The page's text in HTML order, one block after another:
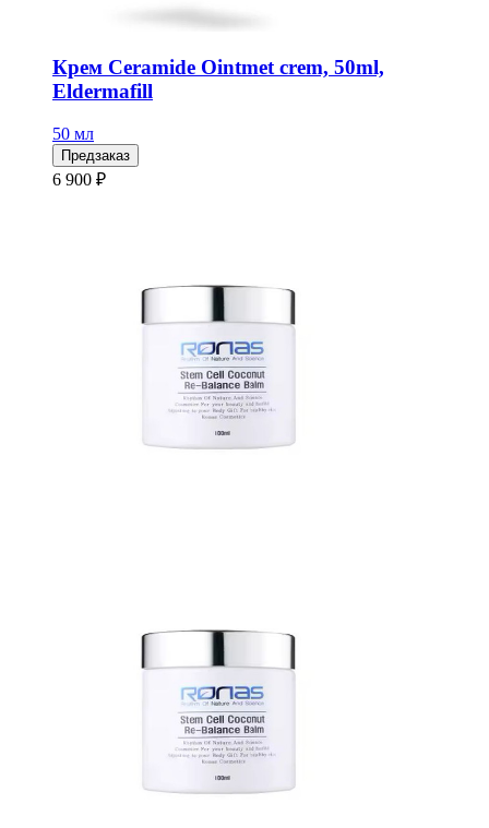
Крем Ceramide Ointmet crem, 50ml,
Eldermafill
50 мл
Предзаказ
6 900 ₽